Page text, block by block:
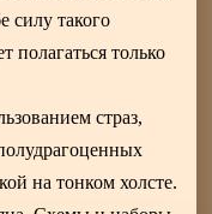
силу такого
полагаться только
страз,
на тонком холсте.